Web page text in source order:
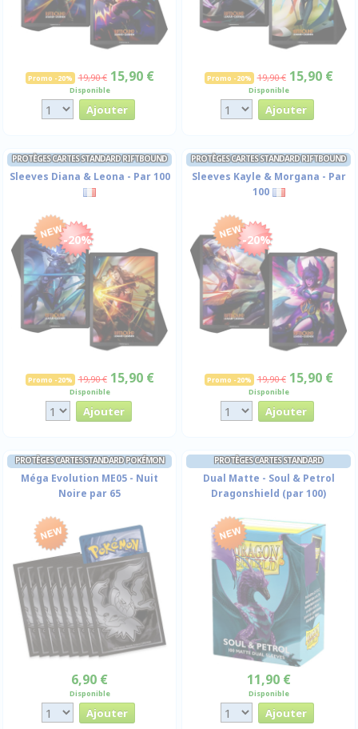
Promo -20% 19,90 € 15,90 €
Disponible
Promo -20% 19,90 € 15,90 €
Disponible
PROTÈGES CARTES STANDARD RIFTBOUND
Sleeves Diana & Leona - Par 100
-20%
Promo -20% 19,90 € 15,90 €
Disponible
PROTÈGES CARTES STANDARD RIFTBOUND
Sleeves Kayle & Morgana - Par
100
-20%
Promo -20% 19,90 € 15,90 €
Disponible
PROTÈGES CARTES STANDARD POKÉMON
Méga Evolution ME05 - Nuit
Noire par 65
6,90 €
Disponible
PROTÈGES CARTES STANDARD
Dual Matte - Soul & Petrol
Dragonshield (par 100)
11,90 €
Disponible